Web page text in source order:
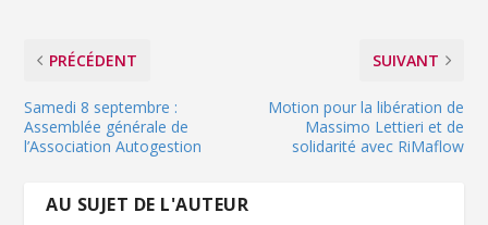
PRÉCÉDENT
Samedi 8 septembre :
Assemblée générale de
l’Association Autogestion
SUIVANT
Motion pour la libération de
Massimo Lettieri et de
solidarité avec RiMaflow
AU SUJET DE L'AUTEUR